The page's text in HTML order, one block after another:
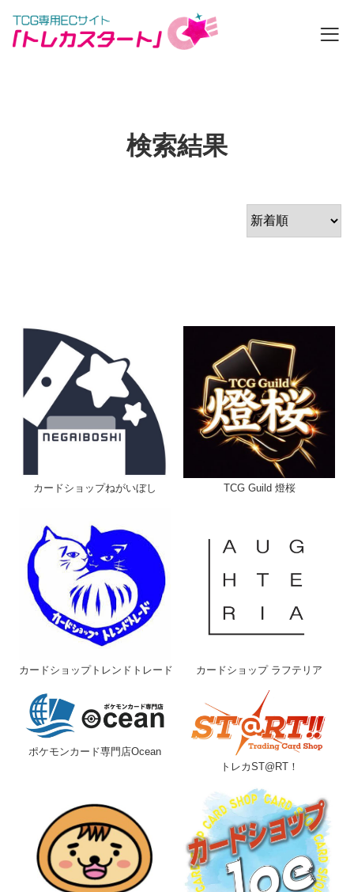
フリーワード
収録弾
カード種別
ログイン 新規会員登録
ヘルプ
お問い合わせ
検索結果
カードショップねがいぼし TCG Guild 燈桜
カードショップトレンドトレード カードショップ ラフテリア
ポケモンカード専門店Ocean
トレカST@RT！